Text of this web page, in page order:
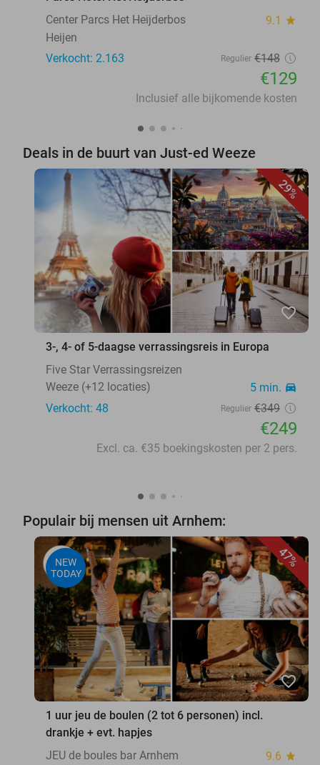
Center Parcs Het Heijderbos
9.1 star
Heijen
Verkocht: 2.163
Regulier €148
€129
Inclusief alle bijkomende kosten
Deals in de buurt van Just-ed Weeze
29%
favorite_border
3-, 4- of 5-daagse verrassingsreis in Europa
Five Star Verrassingsreizen
Weeze (+12 locaties)
5 min. directions_car
Verkocht: 48 Regulier €349
€249
Excl. ca. €35 boekingskosten per 2 pers.
Populair bij mensen uit Arnhem:
47%
NEW
TODAY
favorite_border
1 uur jeu de boulen (2 tot 6 personen) incl.
drankje + evt. hapjes
JEU de boules bar Arnhem
9.6 star